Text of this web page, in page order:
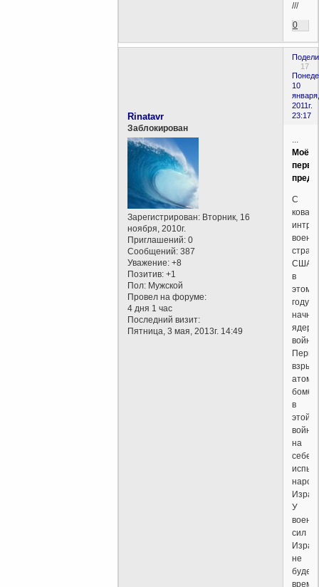
///
0
17
10
января,
2011г.
23:17
Rinatavr
Заблокирован
Зарегистрирован: Вторник, 16
ноября, 2010г.
Приглашений: 0
Сообщений: 387
Уважение: +8
Позитив: +1
Пол: Мужской
Провел на форуме:
4 дня 1 час
Последний визит:
Пятница, 3 мая, 2013г. 14:49
Моё
С
США
в
этом
году
война.
взрыв
бомбы
в
этой
войне
на
себе
народ
У
сил
не
будет